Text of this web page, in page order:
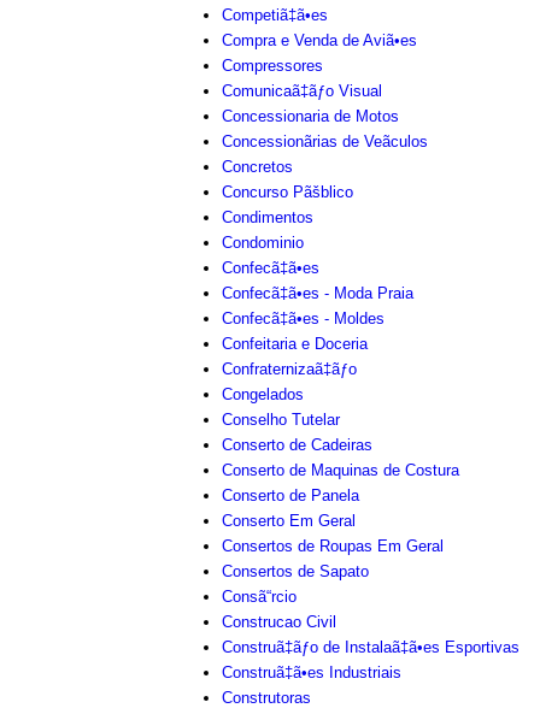
Competiã‡ã•es
Compra e Venda de Aviã•es
Compressores
Comunicaã‡ãƒo Visual
Concessionaria de Motos
Concessionãrias de Veãculos
Concretos
Concurso Pãšblico
Condimentos
Condominio
Confecã‡ã•es
Confecã‡ã•es - Moda Praia
Confecã‡ã•es - Moldes
Confeitaria e Doceria
Confraternizaã‡ãƒo
Congelados
Conselho Tutelar
Conserto de Cadeiras
Conserto de Maquinas de Costura
Conserto de Panela
Conserto Em Geral
Consertos de Roupas Em Geral
Consertos de Sapato
Consã“rcio
Construcao Civil
Construã‡ãƒo de Instalaã‡ã•es Esportivas
Construã‡ã•es Industriais
Construtoras